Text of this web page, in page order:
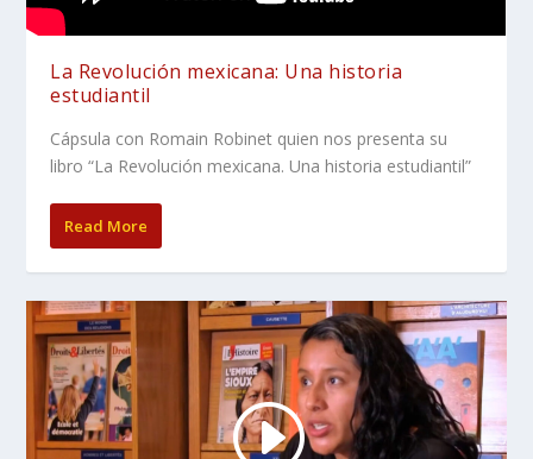
La Revolución mexicana: Una historia
estudiantil
Cápsula con Romain Robinet quien nos presenta su
libro “La Revolución mexicana. Una historia estudiantil”
Read More